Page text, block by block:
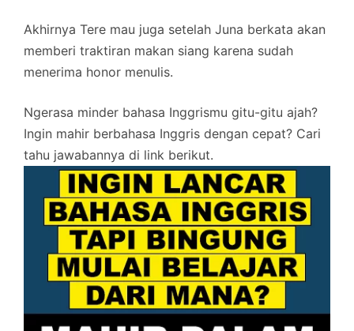
Akhirnya Tere mau juga setelah Juna berkata akan
memberi traktiran makan siang karena sudah
menerima honor menulis.
Ngerasa minder bahasa Inggrismu gitu-gitu ajah?
Ingin mahir berbahasa Inggris dengan cepat? Cari
tahu jawabannya di link berikut.